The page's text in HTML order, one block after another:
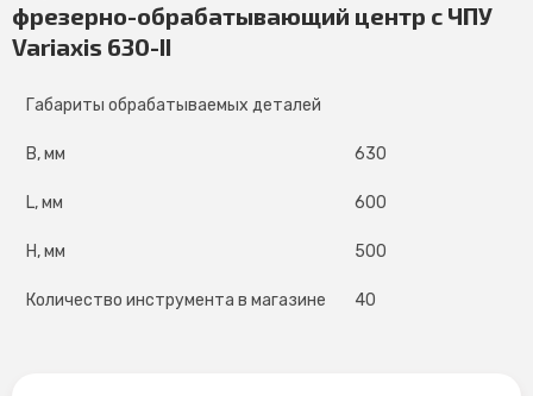
фрезерно-обрабатывающий центр с ЧПУ
Variaxis 630-II
Габариты обрабатываемых деталей
B, мм 630
L, мм 600
H, мм 500
Количество инструмента в магазине 40